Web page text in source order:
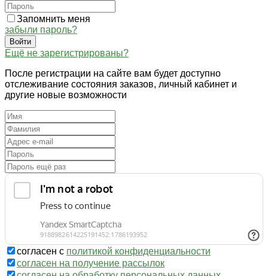
Запомнить меня
забыли пароль?
Войти
Ещё не зарегистрированы?
После регистрации на сайте вам будет доступно
отслеживание состояния заказов, личный кабинет и
другие новые возможности
согласен с политикой конфиденциальности
согласен на получение рассылок